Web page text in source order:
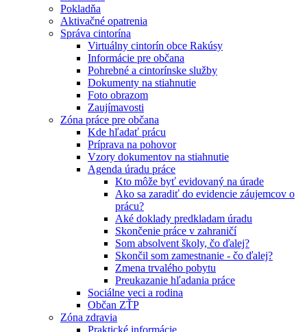
Pokladňa
Aktivačné opatrenia
Správa cintorína
Virtuálny cintorín obce Rakúsy
Informácie pre občana
Pohrebné a cintorínske služby
Dokumenty na stiahnutie
Foto obrazom
Zaujímavosti
Zóna práce pre občana
Kde hľadať prácu
Príprava na pohovor
Vzory dokumentov na stiahnutie
Agenda úradu práce
Kto môže byť evidovaný na úrade
Ako sa zaradiť do evidencie záujemcov o
prácu?
Aké doklady predkladam úradu
Skončenie práce v zahraničí
Som absolvent školy, čo ďalej?
Skončil som zamestnanie - čo ďalej?
Zmena trvalého pobytu
Preukazanie hľadania práce
Sociálne veci a rodina
Občan ZŤP
Zóna zdravia
Praktické informácie